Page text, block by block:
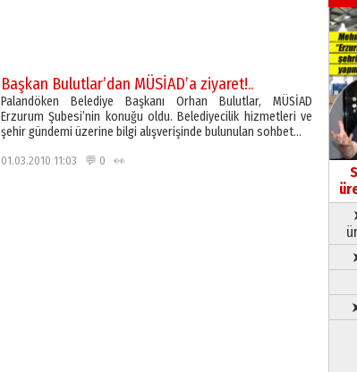
Başkan Bulutlar’dan MÜSİAD’a ziyaret!..
Palandöken Belediye Başkanı Orhan Bulutlar, MÜSİAD
Erzurum Şubesi’nin konuğu oldu. Belediyecilik hizmetleri ve
şehir gündemi üzerine bilgi alışverişinde bulunulan sohbet…
01.03.2010 11:03 💬 0 👀